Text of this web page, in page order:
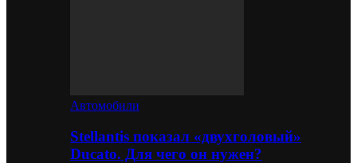
Автомобили
Stellantis показал «двухголовый»
Ducato. Для чего он нужен?